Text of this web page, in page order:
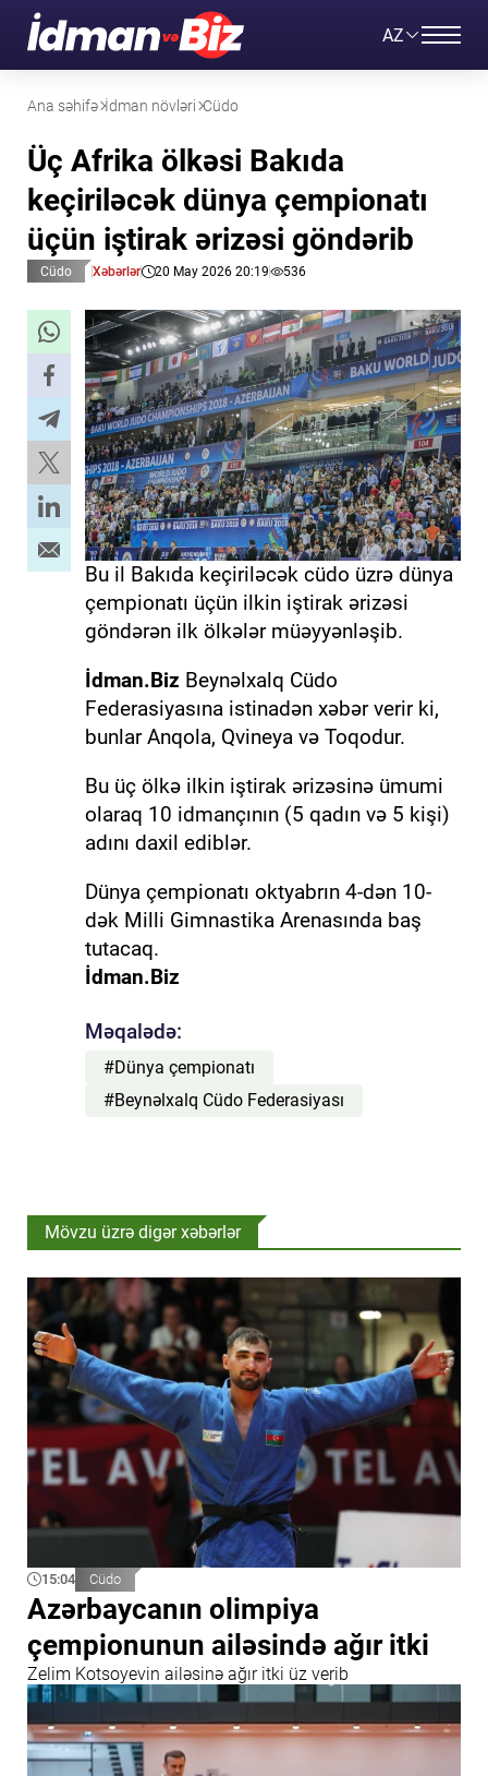
AZ
Ana səhifə İdman növləri Cüdo
Üç Afrika ölkəsi Bakıda
keçiriləcək dünya çempionatı
üçün iştirak ərizəsi göndərib
Cüdo Xəbərlər 20 May 2026 20:19 536
Bu il Bakıda keçiriləcək cüdo üzrə dünya
çempionatı üçün ilkin iştirak ərizəsi
göndərən ilk ölkələr müəyyənləşib.
İdman.Biz Beynəlxalq Cüdo
Federasiyasına istinadən xəbər verir ki,
bunlar Anqola, Qvineya və Toqodur.
Bu üç ölkə ilkin iştirak ərizəsinə ümumi
olaraq 10 idmançının (5 qadın və 5 kişi)
adını daxil ediblər.
Dünya çempionatı oktyabrın 4-dən 10-
dək Milli Gimnastika Arenasında baş
tutacaq.
İdman.Biz
Məqalədə:
#Dünya çempionatı
#Beynəlxalq Cüdo Federasiyası
Mövzu üzrə digər xəbərlər
15:04 Cüdo
Azərbaycanın olimpiya
çempionunun ailəsində ağır itki
Zelim Kotsoyevin ailəsinə ağır itki üz verib